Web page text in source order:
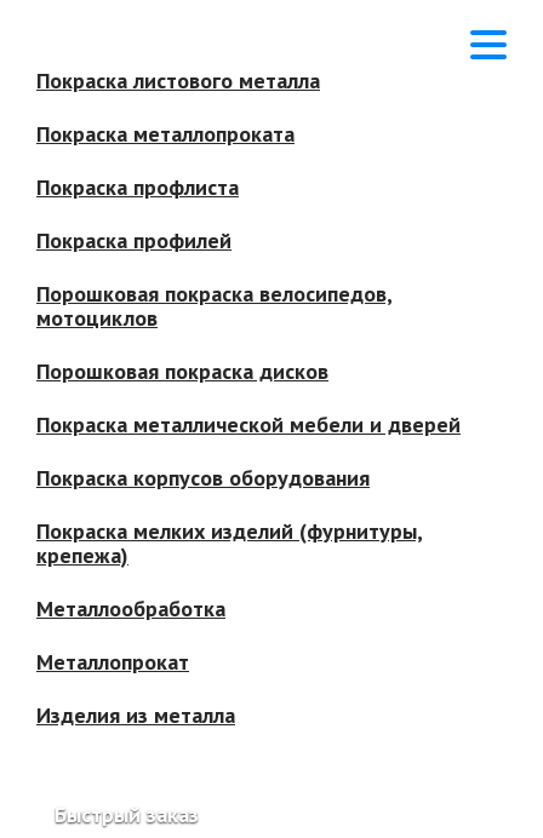
Покраска листового металла
Покраска металлопроката
Покраска профлиста
Покраска профилей
Порошковая покраска велосипедов,
мотоциклов
Порошковая покраска дисков
Покраска металлической мебели и дверей
Покраска корпусов оборудования
Покраска мелких изделий (фурнитуры,
крепежа)
Металлообработка
Металлопрокат
Изделия из металла
Быстрый заказ